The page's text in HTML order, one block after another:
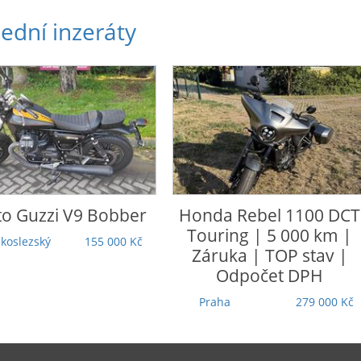
inzeráty
Rebel 1100 DCT
| 5 000 km |
| TOP stav |
HondaCRF 1100 L Africa
Twin Adventure Sports
Ústecký 305 000 Kč